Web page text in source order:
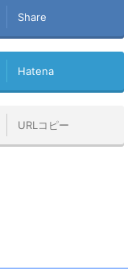
Share
Hatena
URLコピー